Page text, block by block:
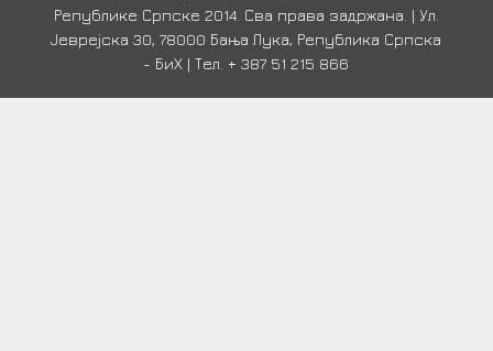
Републике Српске 2014. Сва права задржана. | Ул.
Јеврејска 30, 78000 Бања Лука, Република Српска
- БиХ | Тел. + 387 51 215 866